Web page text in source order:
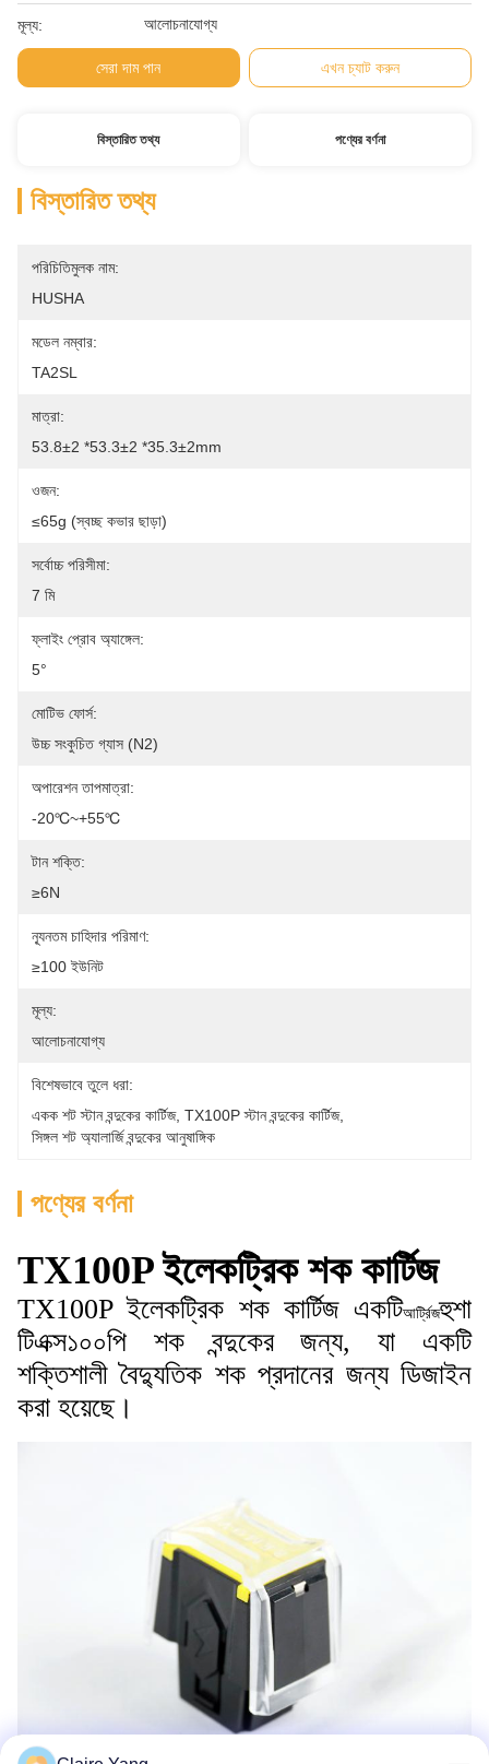
মূল্য: আলোচনাযোগ্য
সেরা দাম পান এখন চ্যাট করুন
বিস্তারিত তথ্য পণ্যের বর্ণনা
বিস্তারিত তথ্য
পরিচিতিমুলক নাম:
HUSHA
মডেল নম্বার:
TA2SL
মাত্রা:
53.8±2 *53.3±2 *35.3±2mm
ওজন:
≤65g (স্বচ্ছ কভার ছাড়া)
সর্বোচ্চ পরিসীমা:
7 মি
ফ্লাইং প্রোব অ্যাঙ্গেল:
5°
মোটিভ ফোর্স:
উচ্চ সংকুচিত গ্যাস (N2)
অপারেশন তাপমাত্রা:
-20℃~+55℃
টান শক্তি:
≥6N
ন্যূনতম চাহিদার পরিমাণ:
≥100 ইউনিট
মূল্য:
আলোচনাযোগ্য
বিশেষভাবে তুলে ধরা:
একক শট স্টান বন্দুকের কার্টিজ, TX100P স্টান বন্দুকের কার্টিজ,
সিঙ্গল শট অ্যালার্জি বন্দুকের আনুষাঙ্গিক
পণ্যের বর্ণনা
TX100P ইলেকট্রিক শক কার্টিজ
TX100P ইলেকট্রিক শক কার্টিজ একটিআর্ট্রিজহুশা
টিএক্স১০০পি শক বন্দুকের জন্য, যা একটি
শক্তিশালী বৈদ্যুতিক শক প্রদানের জন্য ডিজাইন
করা হয়েছে।